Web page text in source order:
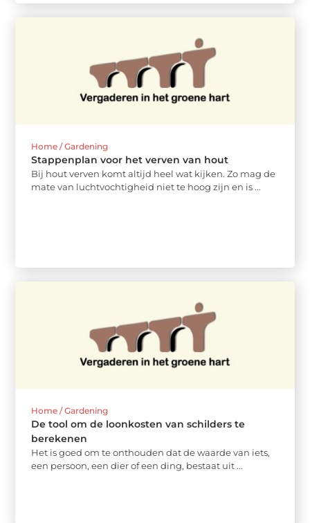
Home / Gardening
Stappenplan voor het verven van hout
Bij hout verven komt altijd heel wat kijken. Zo mag de
mate van luchtvochtigheid niet te hoog zijn en is ...
Home / Gardening
De tool om de loonkosten van schilders te
berekenen
Het is goed om te onthouden dat de waarde van iets,
een persoon, een dier of een ding, bestaat uit ...